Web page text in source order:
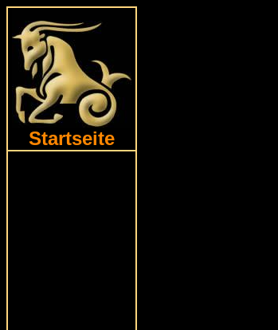
Startseite